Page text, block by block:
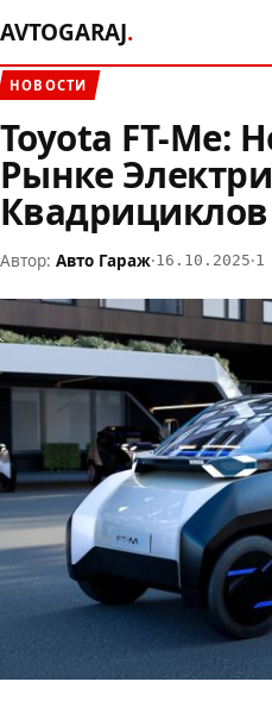
AVTOGARAJ.
НОВОСТИ
Toyota FT-Me:
Рынке
Квадрициклов
Автор: Авто Гараж·16.10.2025·1